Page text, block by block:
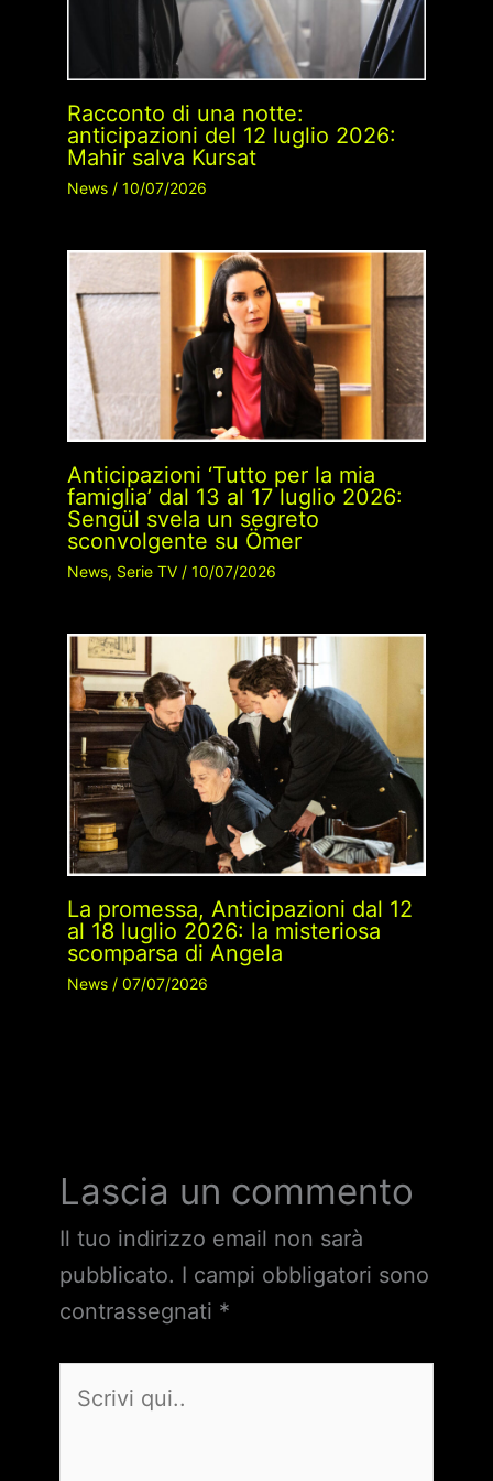
Racconto di una notte:
anticipazioni del 12 luglio 2026:
Mahir salva Kursat
News/ 10/07/2026
Anticipazioni ‘Tutto per la mia
famiglia’ dal 13 al 17 luglio 2026:
Sengül svela un segreto
sconvolgente su Ömer
News, Serie TV/ 10/07/2026
La promessa, Anticipazioni dal 12
al 18 luglio 2026: la misteriosa
scomparsa di Angela
News/ 07/07/2026
Lascia un commento
Il tuo indirizzo email non sarà
pubblicato. I campi obbligatori sono
contrassegnati *
qui..